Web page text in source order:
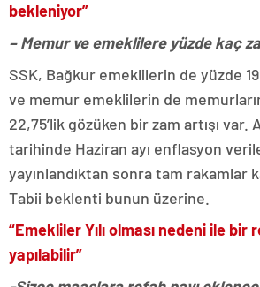
bekleniyor”
– Memur ve emeklilere yüzde kaç
SSK, Bağkur emeklilerin de yüzde
ve memur emeklilerin de
22,75’lik gözüken bir zam artışı var.
tarihinde Haziran ayı enflasyon
yayınlandıktan sonra tam rakamlar
Tabii beklenti bunun üzerine.
“Emekliler Yılı olması nedeni ile bir
yapılabilir”